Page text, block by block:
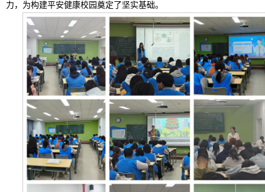
力，为构建平安健康校园奠定了坚实基础。